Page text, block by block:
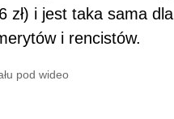
zł) i jest taka sama dla
i rencistów.
pod wideo